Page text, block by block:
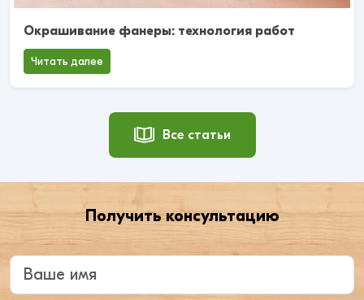
Окрашивание фанеры: технология работ
Читать далее
Все статьи
Получить консультацию
Введите ваше имя